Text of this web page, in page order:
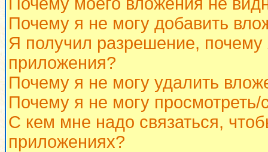
Почему я не могу добавить
Я получил разрешение,
приложения?
Почему я не могу удалить
Почему я не могу просмотреть/
С кем мне надо связаться,
приложениях?